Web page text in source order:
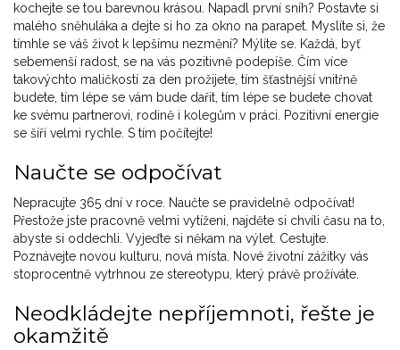
kochejte se tou barevnou krásou. Napadl první sníh? Postavte si
malého sněhuláka a dejte si ho za okno na parapet. Myslíte si, že
tímhle se váš život k lepšímu nezmění? Mýlíte se. Každá, byť
sebemenší radost, se na vás pozitivně podepíše. Čím více
takovýchto maličkostí za den prožijete, tím šťastnější vnitřně
budete, tím lépe se vám bude dařit, tím lépe se budete chovat
ke svému partnerovi, rodině i kolegům v práci. Pozitivní energie
se šíří velmi rychle. S tím počítejte!
Naučte se odpočívat
Nepracujte 365 dní v roce. Naučte se pravidelně odpočívat!
Přestože jste pracovně velmi vytíženi, najděte si chvíli času na to,
abyste si oddechli. Vyjeďte si někam na výlet. Cestujte.
Poznávejte novou kulturu, nová místa. Nové životní zážitky vás
stoprocentně vytrhnou ze stereotypu, který právě prožíváte.
Neodkládejte nepříjemnoti, řešte je
okamžitě